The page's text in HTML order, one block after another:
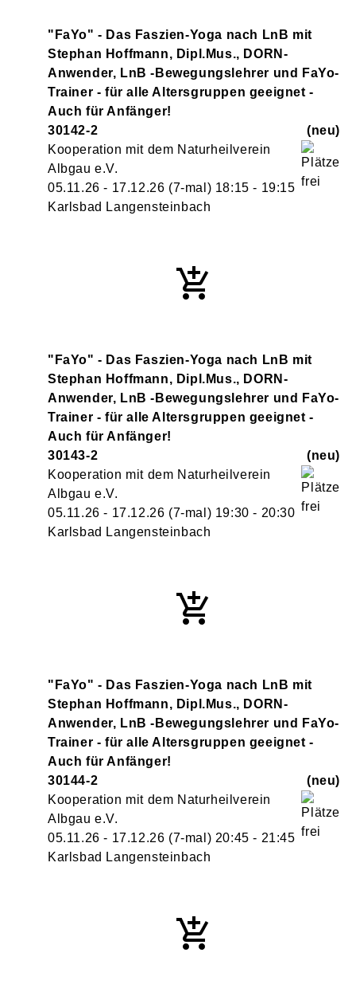
"FaYo" - Das Faszien-Yoga nach LnB mit
Stephan Hoffmann, Dipl.Mus., DORN-
Anwender, LnB -Bewegungslehrer und FaYo-
Trainer - für alle Altersgruppen geeignet -
Auch für Anfänger!
30142-2
neu
Kooperation mit dem Naturheilverein
Albgau e.V.
05.11.26 - 17.12.26 (7-mal) 18:15 - 19:15
Karlsbad Langensteinbach
"FaYo" - Das Faszien-Yoga nach LnB mit
Stephan Hoffmann, Dipl.Mus., DORN-
Anwender, LnB -Bewegungslehrer und FaYo-
Trainer - für alle Altersgruppen geeignet -
Auch für Anfänger!
30143-2
neu
Kooperation mit dem Naturheilverein
Albgau e.V.
05.11.26 - 17.12.26 (7-mal) 19:30 - 20:30
Karlsbad Langensteinbach
"FaYo" - Das Faszien-Yoga nach LnB mit
Stephan Hoffmann, Dipl.Mus., DORN-
Anwender, LnB -Bewegungslehrer und FaYo-
Trainer - für alle Altersgruppen geeignet -
Auch für Anfänger!
30144-2
neu
Kooperation mit dem Naturheilverein
Albgau e.V.
05.11.26 - 17.12.26 (7-mal) 20:45 - 21:45
Karlsbad Langensteinbach